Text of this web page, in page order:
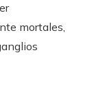
mortales,